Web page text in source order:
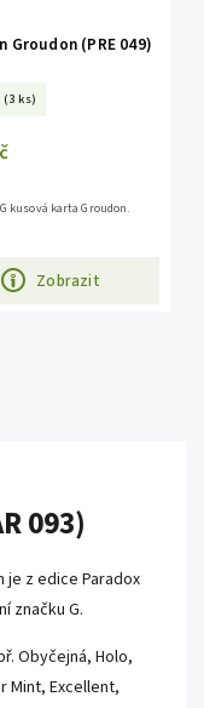
Groudon (PRE 049)
(3 ks)
Zobrazit
kusová karta Groudon.
093)
je z edice Paradox
značku G.
Obyčejná, Holo,
Mint, Excellent,